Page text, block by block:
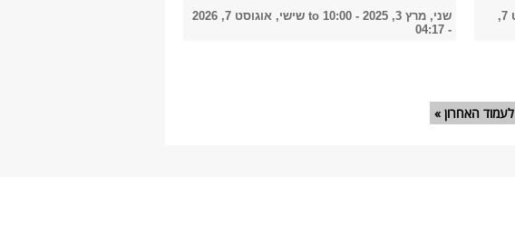
שישי, אוגוסט 7,
שני, מרץ 3, 2025 - 10:00 to
שישי, אוגוסט 7, 2026
- 04:17
לעמוד האחרון »